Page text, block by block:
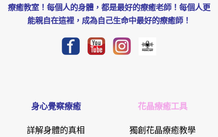
療癒教室！每個人的身體，都是最好的療癒老師！每個人更
能親自在這裡，成為自己生命中最好的療癒師！
身心覺察療癒
詳解身體的真相
花晶療癒工具
獨創花晶療癒教學